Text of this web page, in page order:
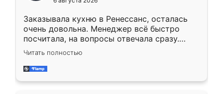
мебели буду заказывать только здесь.
Заказывала кухню в Ренессанс, осталась
очень довольна. Менеджер всё быстро
посчитала, на вопросы отвечала сразу.
Замерщик приехал в субботу, подошёл к
делу со всей ответственностью. Собрали
за день, ребята работали аккуратно, даже
Читать полностью